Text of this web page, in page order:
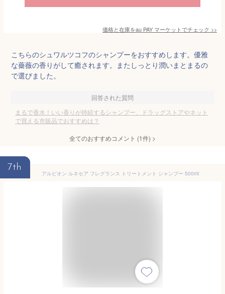
価格と在庫をau PAY マーケットでチェック >>
こちらのシュワルツコフのシャンプーをおすすめします。優雅
な薔薇の香りがして癒されます。またしっとり潤いまとまるの
で選びました。
回答された質問
まるで香水！いい香りが持続するシャンプー、ドラッグストアやネット
で買える市販品でおすすめは？
全てのおすすめコメント (1件) >
7th
アルビオン ルネセア フレグランス トリートメント シャンプー 500ml